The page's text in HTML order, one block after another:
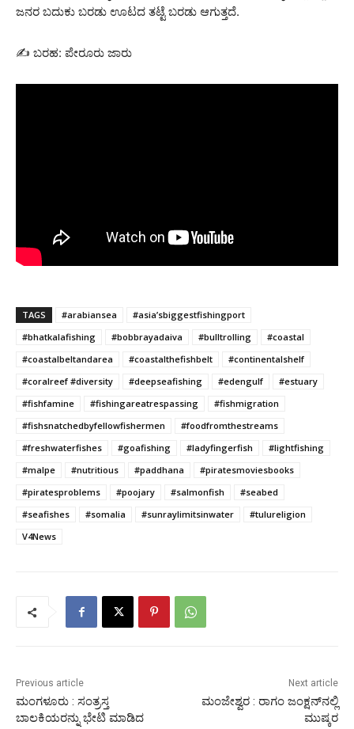
ಜನರ ಬದುಕು ಬರಡು ಊಟದ ತಟ್ಟೆ ಬರಡು ಆಗುತ್ತದೆ.
✍ ಬರಹ: ಪೇರೂರು ಜಾರು
TAGS #arabiansea
#asia’sbiggestfishingport
#bhatkalafishing
#bobbrayadaiva #bulltrolling
#coastal
#coastalbeltandarea
#coastalthefishbelt
#continentalshelf
#coralreef #diversity
#deepseafishing #edengulf
#estuary
#fishfamine
#fishingareatrespassing
#fishmigration
#fishsnatchedbyfellowfishermen
#foodfromthestreams
#freshwaterfishes
#goafishing #ladyfingerfish
#lightfishing
#malpe
#nutritious #paddhana
#piratesmoviesbooks
#piratesproblems
#poojary #salmonfish
#seabed
#seafishes
#somalia #sunraylimitsinwater
#tulureligion
V4News
Previous article
ಮಂಗಳೂರು : ಸಂತ್ರಸ್ತ
ಬಾಲಕಿಯರನ್ನು ಭೇಟಿ ಮಾಡಿದ
Next article
ಮಂಜೇಶ್ವರ : ರಾಗಂ ಜಂಕ್ಷನ್‌ನಲ್ಲಿ
ಮುಷ್ಕರ